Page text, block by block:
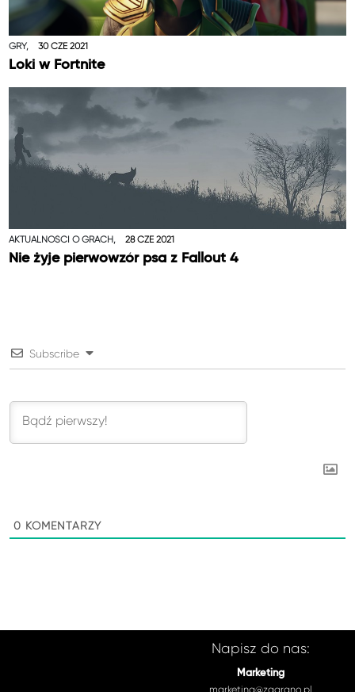
GRY, 30 CZE 2021
Loki w Fortnite
AKTUALNOŚCI O GRACH, 28 CZE 2021
Nie żyje pierwowzór psa z Fallout 4
Subscribe
0 KOMENTARZY
Napisz do nas:
Marketing